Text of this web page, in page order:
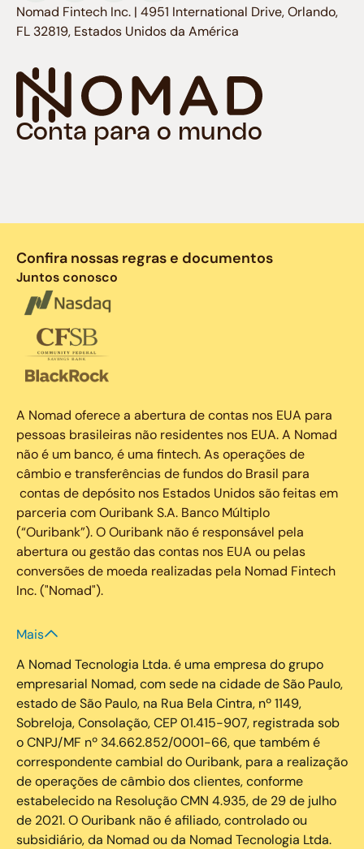
Conta para o mundo
Nomad Fintech Inc. | 4951 International Drive, Orlando,
FL 32819, Estados Unidos da América
Confira nossas regras e documentos
Juntos conosco
A Nomad oferece a abertura de contas nos EUA para
pessoas brasileiras não residentes nos EUA. A Nomad
não é um banco, é uma fintech. As operações de
câmbio e transferências de fundos do Brasil para
contas de depósito nos Estados Unidos são feitas em
parceria com Ouribank S.A. Banco Múltiplo
(“Ouribank”). O Ouribank não é responsável pela
abertura ou gestão das contas nos EUA ou pelas
conversões de moeda realizadas pela Nomad Fintech
Inc. ("Nomad").
Mais
A Nomad Tecnologia Ltda. é uma empresa do grupo
empresarial Nomad, com sede na cidade de São Paulo,
estado de São Paulo, na Rua Bela Cintra, nº 1149,
Sobreloja, Consolação, CEP 01.415-907, registrada sob
o CNPJ/MF nº 34.662.852/0001-66, que também é
correspondente cambial do Ouribank, para a realização
de operações de câmbio dos clientes, conforme
estabelecido na Resolução CMN 4.935, de 29 de julho
de 2021. O Ouribank não é afiliado, controlado ou
subsidiário, da Nomad ou da Nomad Tecnologia Ltda.